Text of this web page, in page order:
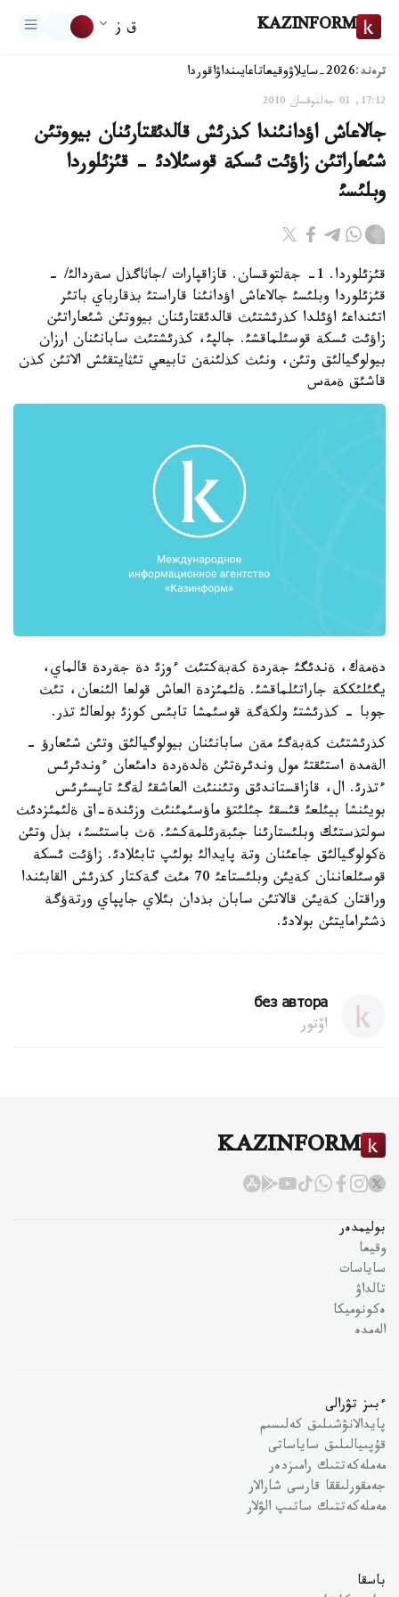
KAZINFORM ق ز
ترەند:2026-سايلاۋ وقيعاتاعايىنداۋاقوردا
17:12, 01 جەلتوقسان 2010
جالاعاش اؤدانئندا كذرئش قالدئقتارئنان بيووتئن
شئعاراتئن زاؤئت ئسكة قوسئلادئ - قئزئلوردا
وبلئسئ
قئزئلوردا. 1- جةلتوقسان. قازاقپارات /جاثاگذل سةردالئ/ -
قئزئلوردا وبلئسئ جالاعاش اؤدانئنا قاراستئ بذقارباي باتئر
اتئنداعئ اؤئلدا كذرئشتئث قالدئقتارئنان بيووتئن شئعاراتئن
زاؤئت ئسكة قوسئلماقشئ. جالپئ، كذرئشتئث سابانئنان ارزان
بيولوگيالئق وتئن، ونئث كذلئنةن تابيعي تئثايتقئش الاتئن كذن
قاشئق ةمةس
دةمةك، ةندئگئ جةردة كةبةكتئث ءوزئ دة جةردة قالماي،
يگئلئككة جاراتئلماقشئ. ةلئمئزدة العاش قولعا الئنعان، تئث
جوبا - كذرئشتئ ولكةگة قوسئمشا تابئس كوزئ بولعالئ تذر.
كذرئشتئث كةبةگئ مةن سابانئنان بيولوگيالئق وتئن شئعارؤ -
الةمدة استئقتئ مول وندئرةتئن ةلدةردة دامئعان ءوندئرئس
ءتذرئ. ال، قازاقستاندئق وتئننئث العاشقئ لةگئ تاپسئرئس
بويئنشا بيئلعئ قئسقئ جئلئتؤ ماؤسئمئنئث وزئندة-اق ةلئمئزدئث
سولتذستئك وبلئستارئنا جئبةرئلمةكشئ. ةث باستئسئ، بذل وتئن
ةكولوگيالئق جاعئنان وتة پايدالئ بولئپ تابئلادئ. زاؤئت ئسكة
قوسئلعاننان كةيئن وبلئستاعئ 70 مئث گةكتار كذرئش القابئندا
وراقتان كةيئن قالاتئن سابان بذدان بئلاي جاپپاي ورتةؤگة
ذشئرامايتئن بولادئ.
без автора
اۆتور
KAZINFORM
بوليمدەر
وقيعا
ساياسات
تالداۋ
ەكونوميكا
الەمدە
ءبىز تۋرالى
پايدالانۋشىلىق كەلىسىم
قۇپىيالىلىق ساياساتى
مەملەكەتتىك رامىزدەر
جەمقورلىققا قارسى شارالار
مەملەكەتتىك ساتىپ الۋلار
باسقا